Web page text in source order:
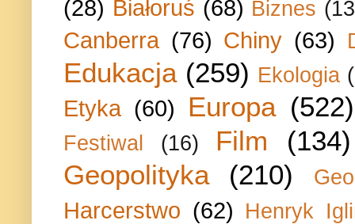
(28) Białoruś (68) Biznes
Canberra (76) Chiny (63)
Edukacja (259) Ekologia
Etyka (60) Europa (522)
Festiwal (16) Film
(134)
Geopolityka
(210)
Harcerstwo (62) Henryk